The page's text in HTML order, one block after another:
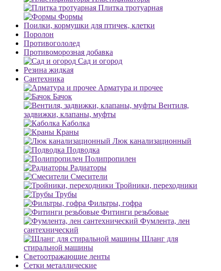
Плитка тротуарная
Формы
Поилки, кормушки для птичек, клетки
Поролон
Противогололед
Противоморозная добавка
Сад и огород
Резина жидкая
Сантехника
Арматура и прочее
Бачок
Вентиля,
задвижки, клапаны, муфты
Каболка
Краны
Люк канализационный
Подводка
Полипропилен
Радиаторы
Смесители
Тройники, переходники
Трубы
Фильтры, гофра
Фитинги резьбовые
Фумлента, лен
сантехнический
Шланг для
стиральной машины
Светоотражающие ленты
Сетки металлические